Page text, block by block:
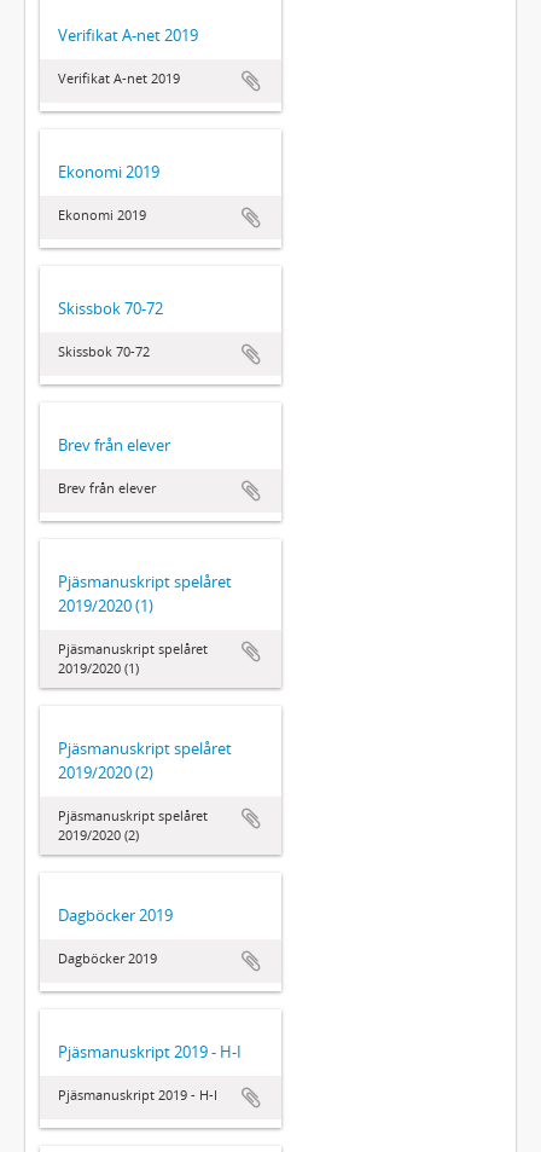
Verifikat A-net 2019
Verifikat A-net 2019
Ekonomi 2019
Ekonomi 2019
Skissbok 70-72
Skissbok 70-72
Brev från elever
Brev från elever
Pjäsmanuskript spelåret
2019/2020 (1)
Pjäsmanuskript spelåret
2019/2020 (1)
Pjäsmanuskript spelåret
2019/2020 (2)
Pjäsmanuskript spelåret
2019/2020 (2)
Dagböcker 2019
Dagböcker 2019
Pjäsmanuskript 2019 - H-I
Pjäsmanuskript 2019 - H-I